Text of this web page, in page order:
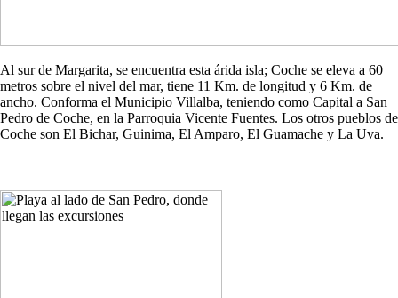
Al sur de Margarita, se encuentra esta árida isla; Coche se eleva a 60
metros sobre el nivel del mar, tiene 11 Km. de longitud y 6 Km. de
ancho. Conforma el Municipio Villalba, teniendo como Capital a San
Pedro de Coche, en la Parroquia Vicente Fuentes. Los otros pueblos de
Coche son El Bichar, Guinima, El Amparo, El Guamache y La Uva.